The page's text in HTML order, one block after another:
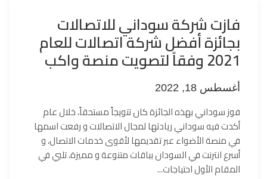
فازت شركة سوداني للاتصالات
بجائزة أفضل شركة اتصالات للعام
2021 وفقاً لتصويت منصة واكب
أغسطس 18, 2022
فوز سوداني بهذه الجائزة كان تتويجاً مستحقاً، خلال عام
أكدت فيه سوداني ريادتها لمجال الاتصالات و رفعت اسمها
في منصة الأضواء عبر تقديمها لأقوى خدمات الاتصال، و
أسرع انترنت في السودان بباقات متنوعة و مميزة، تلبي في
المقام الأول احتياجات...